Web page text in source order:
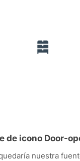
de icono Door-
nuestra